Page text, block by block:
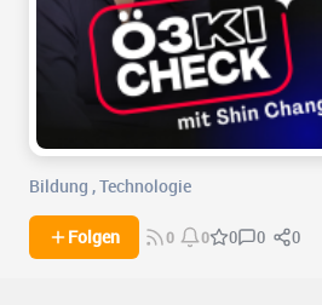
Bildung ,Technologie
Folgen 0 0 0 0 0